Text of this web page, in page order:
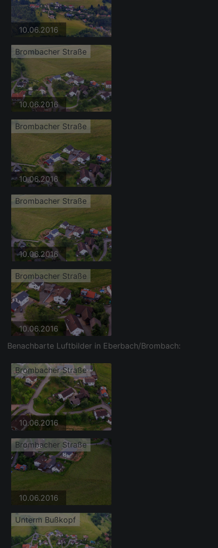
10.06.2016
Brombacher Straße
10.06.2016
Brombacher Straße
10.06.2016
Brombacher Straße
10.06.2016
Brombacher Straße
10.06.2016
Benachbarte Luftbilder in Eberbach/Brombach:
Brombacher Straße
10.06.2016
Brombacher Straße
10.06.2016
Unterm Bußkopf